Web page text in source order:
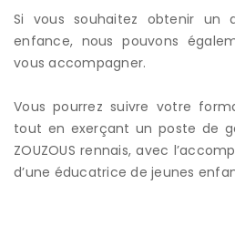
Si vous souhaitez obtenir
enfance, nous pouvons
vous accompagner.
Vous pourrez suivre votre
tout en exerçant un poste de
ZOUZOUS rennais, avec
d’une éducatrice de jeunes